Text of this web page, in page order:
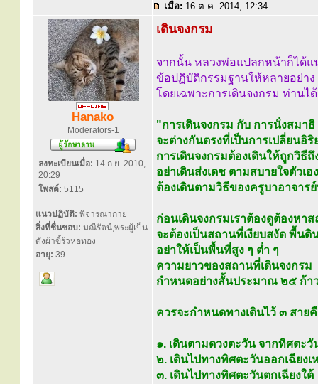
เมื่อ: 16 ต.ค. 2014, 12:34
Hanako
Moderators-1
ลงทะเบียนเมื่อ: 14 ก.ย. 2010,
20:29
โพสต์: 5115
แนวปฏิบัติ: พิจารณากาย
สิ่งที่ชื่นชอบ: มณีรัตน์,พระผู้เป็น
ดั่งผ้าขี้ร้วห่อทอง
อายุ: 39
เดินจงกรม
จากนั้น หลวงพ่อแปลกหน้าก็ได้แ
ข้อปฏิบัติกรรมฐานให้หลายอย่าง
โดยเฉพาะการเดินจงกรม ท่าน
"การเดินจงกรม กับ การนั่งสมาธิ
จะต่างกันตรงที่เป็นการเปลี่ยนอิริ
การเดินจงกรมต้องเดินให้ถูกวิธีถึ
อย่าเดินส่งเดช ตามสบายใจตัวเอง
ต้องเดินตามวิธีของครูบาอาจาร
ก่อนเดินจงกรมเราต้องดูต้องหา
จะต้องเป็นสถานที่เงียบสงัด พื้นดิ
อย่าให้เป็นพื้นที่สูง ๆ ต่ำ ๆ
ความยาวของสถานที่เดินจงกรม
กำหนดอย่างสั้นประมาณ ๒๕ ก้า
ควรจะกำหนดทางเดินไว้ ๓ สาย
๑. เดินตามดวงตะวัน จากทิศตะ
๒. เดินไปทางทิศตะวันออกเฉียงเ
๓. เดินไปทางทิศตะวันตกเฉียงใต้